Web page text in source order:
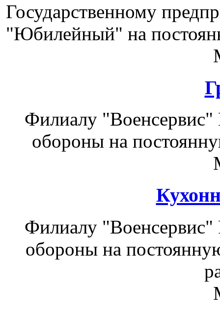
Государственному
"Юбилейный" на
Филиалу
обороны на
Филиалу
обороны на